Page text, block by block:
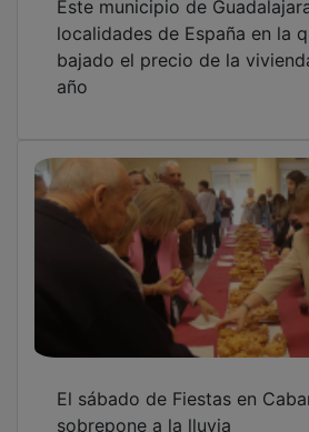
localidades de España en la
bajado el precio de la
año
sobrepone a la lluvia